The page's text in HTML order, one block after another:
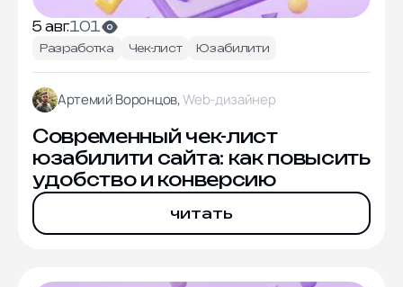
5 авг.101
Разработка Чек-лист Юзабилити
Артемий Воронцов,Web-дизайнер
Современный чек-лист
юзабилити сайта: как повысить
удобство и конверсию
читать